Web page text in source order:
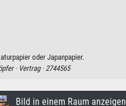
oder Japanpapier.
· Vertrag ·2744565
Bild in einem Raum anzeigen